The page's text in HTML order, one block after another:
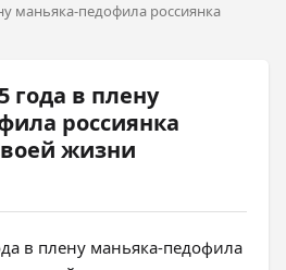
маньяка-педофила россиянка
года в плену
россиянка
жизни